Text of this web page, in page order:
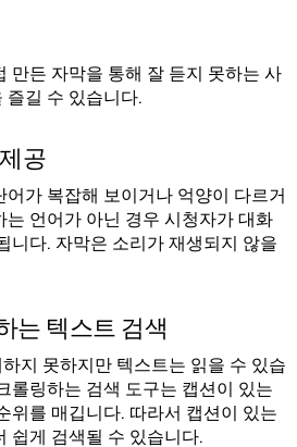
만든 자막을 통해 잘 듣지 못하는 사
즐길 수 있습니다.
공
어가 복잡해 보이거나 억양이 다르거
는 언어가 아닌 경우 시청자가 대화
니다. 자막은 소리가 재생되지 않을
는 텍스트 검색
지 못하지만 텍스트는 읽을 수 있습
롤링하는 검색 도구는 캡션이 있는
위를 매깁니다. 따라서 캡션이 있는
쉽게 검색될 수 있습니다.